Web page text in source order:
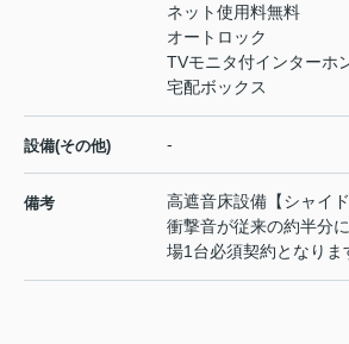
ネット使用料無料
オートロック
TVモニタ付インターホ
宅配ボックス
設備(その他) -
備考
高遮音床設備【シャイ
衝撃音が従来の約半分
場1台必須契約となりま